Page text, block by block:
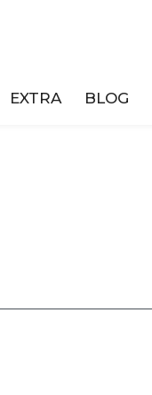
EXTRA BLOG